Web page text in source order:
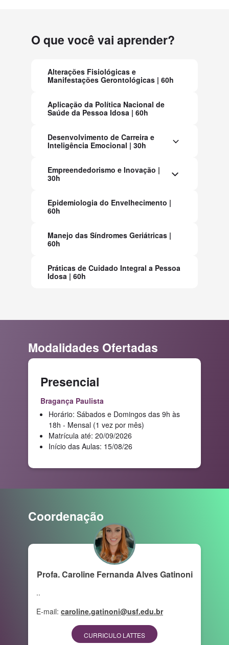
O que você vai aprender?
Alterações Fisiológicas e
Manifestações Gerontológicas | 60h
Aplicação da Política Nacional de
Saúde da Pessoa Idosa | 60h
Desenvolvimento de Carreira e
Inteligência Emocional | 30h
Empreendedorismo e Inovação |
30h
Epidemiologia do Envelhecimento |
60h
Manejo das Síndromes Geriátricas |
60h
Práticas de Cuidado Integral a Pessoa
Idosa | 60h
Modalidades Ofertadas
Presencial
Bragança Paulista
Horário: Sábados e Domingos das 9h às
18h - Mensal (1 vez por mês)
Matrícula até: 20/09/2026
Início das Aulas: 15/08/26
Coordenação
Profa. Caroline Fernanda Alves Gatinoni
..
E-mail: caroline.gatinoni@usf.edu.br
CURRICULO LATTES